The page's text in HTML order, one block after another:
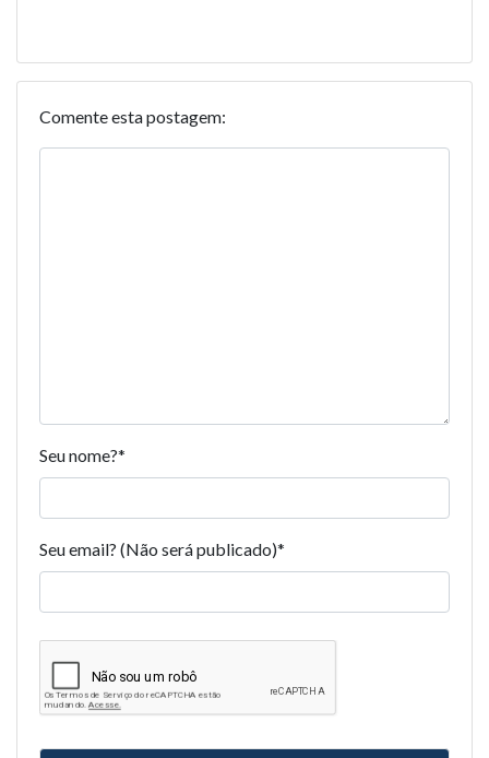
Comente esta postagem:
Seu nome?*
Seu email? (Não será publicado)*